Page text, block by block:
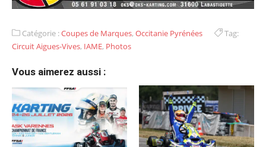
Catégorie :Coupes de Marques, Occitanie Pyrénées
Tag:
Circuit Aigues-Vives, IAME, Photos
Vous aimerez aussi :